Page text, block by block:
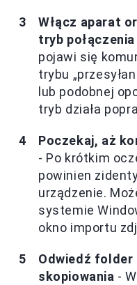
Włącz aparat
tryb połączenia
pojawi się
trybu
lub podobnej
tryb działa
Poczekaj, aż
- Po krótkim
powinien
urządzenie.
systemie
okno importu
Odwiedź folder
skopiowania -